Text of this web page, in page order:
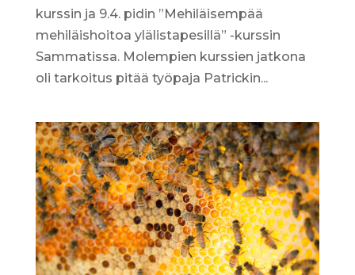
kurssin ja 9.4. pidin ”Mehiläisempää
mehiläishoitoa ylälistapesillä” -kurssin
Sammatissa. Molempien kurssien jatkona
oli tarkoitus pitää työpaja Patrickin...